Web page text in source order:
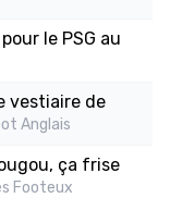
le PSG au
vestiaire de
Anglais
ça frise
Footeux